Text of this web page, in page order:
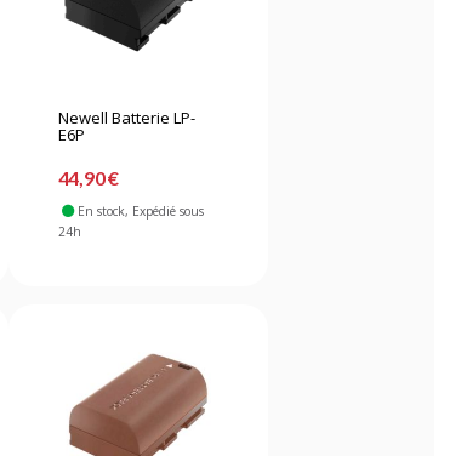
Newell Batterie LP-
E6P
44,90 €
En stock, Expédié sous
24h